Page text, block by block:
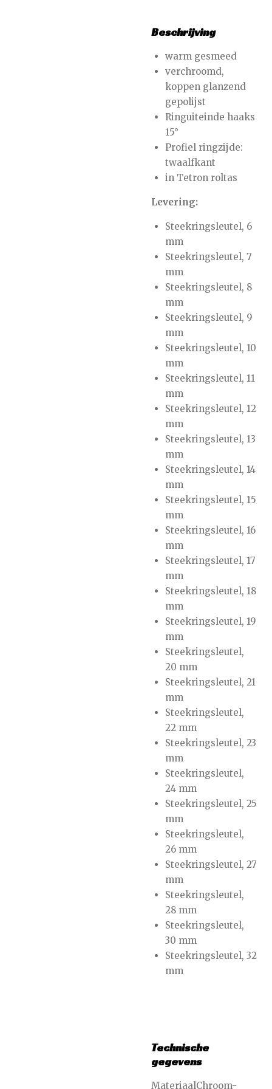
Beschrijving
warm gesmeed
verchroomd,
koppen glanzend
gepolijst
Ringuiteinde haaks
15°
Profiel ringzijde:
twaalfkant
in Tetron roltas
Levering:
Steekringsleutel, 6
mm
Steekringsleutel, 7
mm
Steekringsleutel, 8
mm
Steekringsleutel, 9
mm
Steekringsleutel, 10
mm
Steekringsleutel, 11
mm
Steekringsleutel, 12
mm
Steekringsleutel, 13
mm
Steekringsleutel, 14
mm
Steekringsleutel, 15
mm
Steekringsleutel, 16
mm
Steekringsleutel, 17
mm
Steekringsleutel, 18
mm
Steekringsleutel, 19
mm
Steekringsleutel,
20 mm
Steekringsleutel, 21
mm
Steekringsleutel,
22 mm
Steekringsleutel, 23
mm
Steekringsleutel,
24 mm
Steekringsleutel, 25
mm
Steekringsleutel,
26 mm
Steekringsleutel, 27
mm
Steekringsleutel,
28 mm
Steekringsleutel,
30 mm
Steekringsleutel, 32
mm
Technische
gegevens
MateriaalChroom-